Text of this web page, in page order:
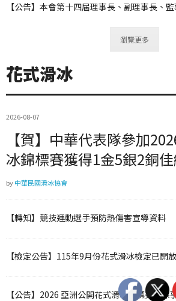
【公告】本會第十四屆理事長、副理事長、
瀏覽更多
花式滑冰
2026-08-07
【賀】中華代表隊參加
冰錦標賽獲得1金5銀2銅
by中華民國滑冰協會
【轉知】競技運動選手預防熱傷害宣導資料
【檢定公告】115年9月份花式滑冰檢定已開
【公告】2026 亞洲公開花式滑冰錦標賽投保